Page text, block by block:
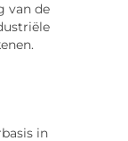
van de
in